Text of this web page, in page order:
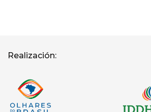
Realización: